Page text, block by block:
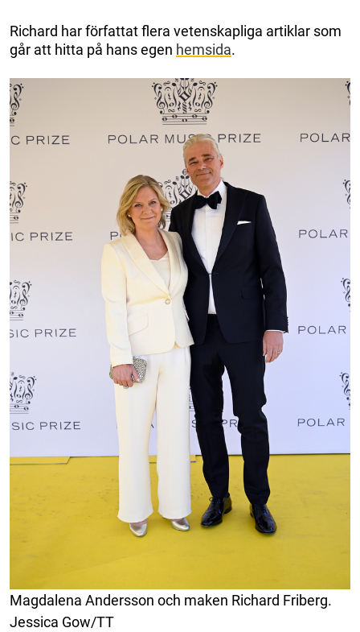
Richard har författat flera vetenskapliga artiklar som
går att hitta på hans egen hemsida.
Magdalena Andersson och maken Richard Friberg.
Jessica Gow/TT